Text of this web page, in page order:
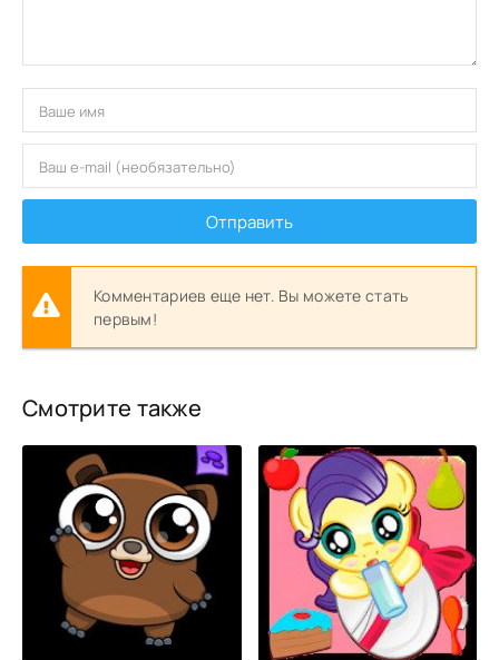
Отправить
Комментариев еще нет. Вы можете стать
первым!
Смотрите также